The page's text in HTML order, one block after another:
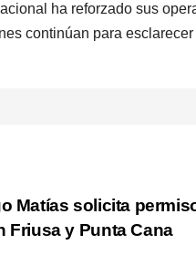
ha reforzado sus
continúan para
Matías solicita
Friusa y Punta Cana